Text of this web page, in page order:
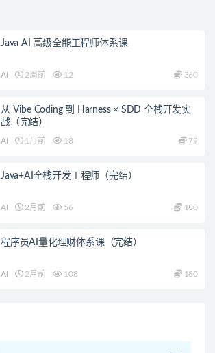
Java AI 高级全能工程师体系课
AI 2周前 12 360
从 Vibe Coding 到 Harness × SDD 全栈开发实
战（完结）
AI 1月前 18 79
Java+AI全栈开发工程师（完结）
AI 2月前 56 180
程序员AI量化理财体系课（完结）
AI 2月前 108 180